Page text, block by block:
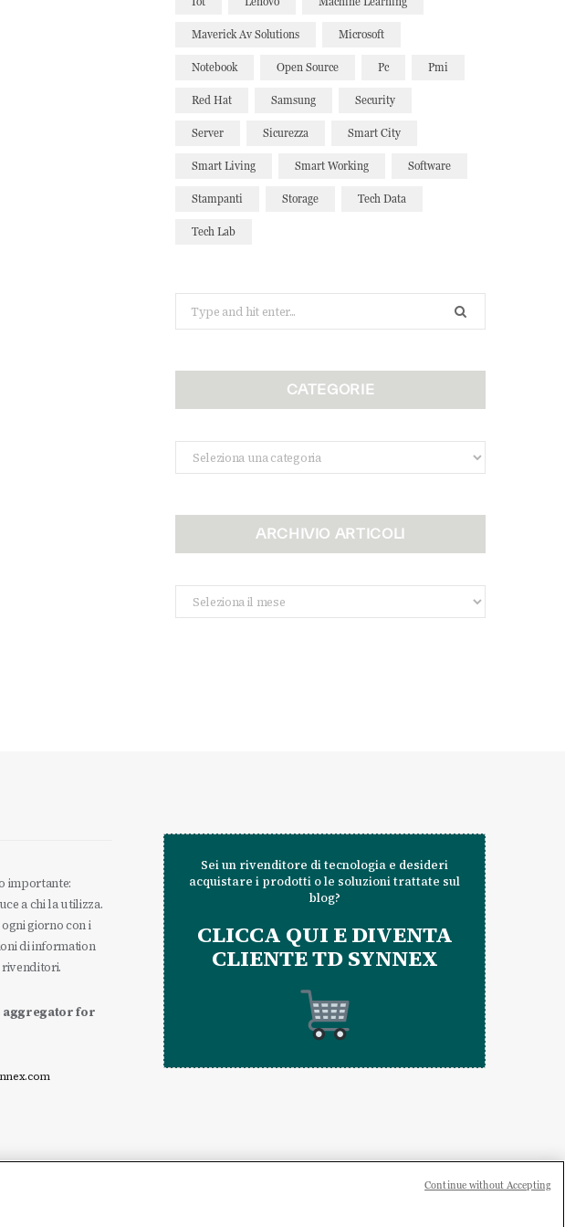
Maverick Av Solutions Microsoft
Notebook Open Source Pc Pmi
Red Hat Samsung Security
Server Sicurezza Smart City
Smart Living Smart Working Software
Stampanti Storage Tech Data
Tech Lab
for:
CATEGORIE
Categorie
ARCHIVIO ARTICOLI
Archivio
Articoli
importante:
a chi la utilizza.
giorno con i
di information
rivenditori.
aggregator for
Sei un rivenditore di tecnologia e desideri
acquistare i prodotti o le soluzioni trattate sul
blog?
CLICCA QUI E DIVENTA
CLIENTE TD SYNNEX
Continue without Accepting